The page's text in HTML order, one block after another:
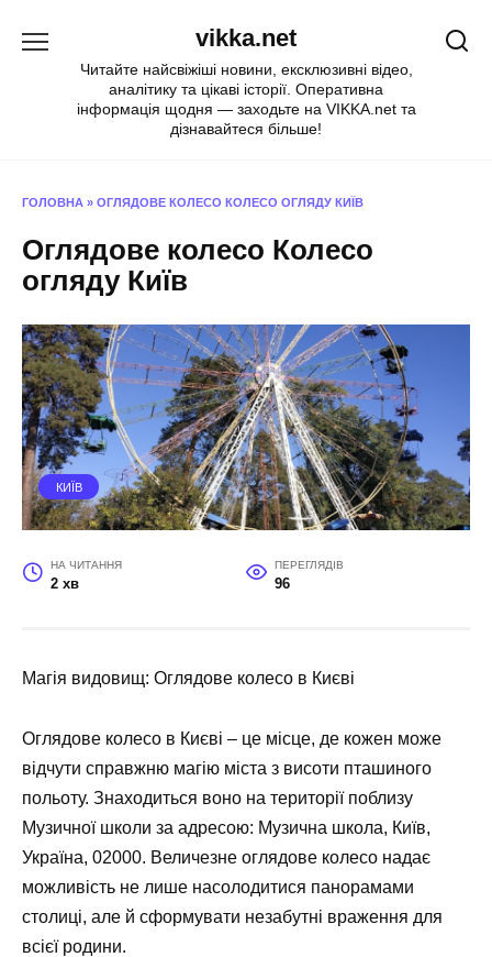
vikka.net
Читайте найсвіжіші новини, ексклюзивні відео,
аналітику та цікаві історії. Оперативна
інформація щодня — заходьте на VIKKA.net та
дізнавайтеся більше!
ГОЛОВНА » ОГЛЯДОВЕ КОЛЕСО КОЛЕСО ОГЛЯДУ КИЇВ
Оглядове колесо Колесо
огляду Київ
КИЇВ
НА ЧИТАННЯ
2 хв
ПЕРЕГЛЯДІВ
96
Магія видовищ: Оглядове колесо в Києві
Оглядове колесо в Києві – це місце, де кожен може
відчути справжню магію міста з висоти пташиного
польоту. Знаходиться воно на території поблизу
Музичної школи за адресою: Музична школа, Київ,
Україна, 02000. Величезне оглядове колесо надає
можливість не лише насолодитися панорамами
столиці, але й сформувати незабутні враження для
всієї родини.